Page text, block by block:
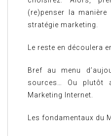
(re)penser la
stratégie marketing.
Le reste en découlera
Bref au menu
sources… Ou plutôt
Marketing Internet.
Les fondamentaux du